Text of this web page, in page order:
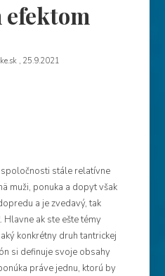
, 25.9.2021
spoločnosti stále relatívne
muži, ponuka a dopyt však
a je zvedavý, tak
Hlavne ak ste ešte témy
konkrétny druh tantrickej
si definuje svoje obsahy
práve jednu, ktorú by